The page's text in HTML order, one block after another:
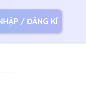
/ ĐĂNG KÍ